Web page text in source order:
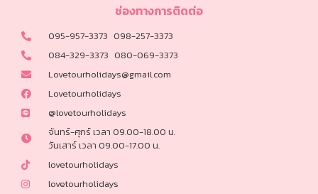
ช่องทางการติดต่อ
095-957-3373 098-257-3373
084-329-3373 080-069-3373
Lovetourholidays@gmail.com
Lovetourholidays
@lovetourholidays
จันทร์-ศุกร์ เวลา 09.00-18.00 น.
วันเสาร์ เวลา 09.00-17.00 น.
lovetourholidays
lovetourholidays
ทัวร์ตุรเคีย
ทัวร์ยุโรป
ทัวร์รัสเซีย
ทัวร์ฝรั่งเศส
ทัวร์สวิตเซอร์แลนด์